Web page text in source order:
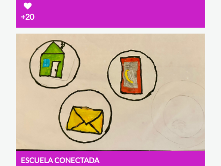
+20
ESCUELA CONECTADA